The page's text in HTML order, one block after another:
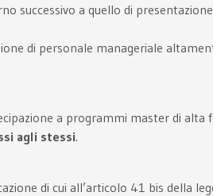
successivo a quello di
di personale manageriale
a programmi master di
agli stessi.
di cui all’articolo 41 bis della